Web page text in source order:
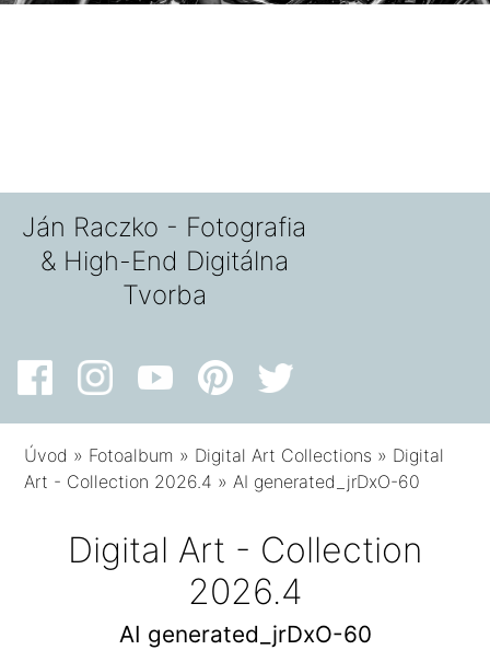
Ján Raczko - Fotografia
& High-End Digitálna
Tvorba
Úvod » Fotoalbum » Digital Art Collections » Digital
Art - Collection 2026.4 »AI generated_jrDxO-60
Digital Art - Collection
2026.4
AI generated_jrDxO-60